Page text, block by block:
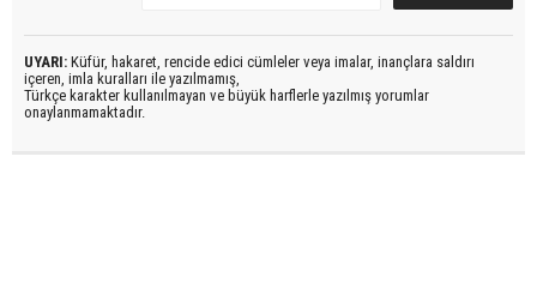
UYARI: Küfür, hakaret, rencide edici cümleler veya imalar, inançlara saldırı
içeren, imla kuralları ile yazılmamış,
Türkçe karakter kullanılmayan ve büyük harflerle yazılmış yorumlar
onaylanmamaktadır.